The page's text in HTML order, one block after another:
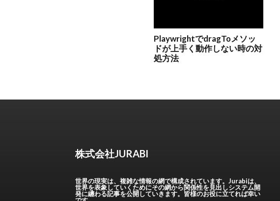
株式会社JURABI
世界の現実は、複雑な情報の網で構成されています。Jurabiは、
世界を表象していくためにその網から関係性を見出しシステム開
発に纏わる記事を公開していきます。皆様のお役に立てれば幸い